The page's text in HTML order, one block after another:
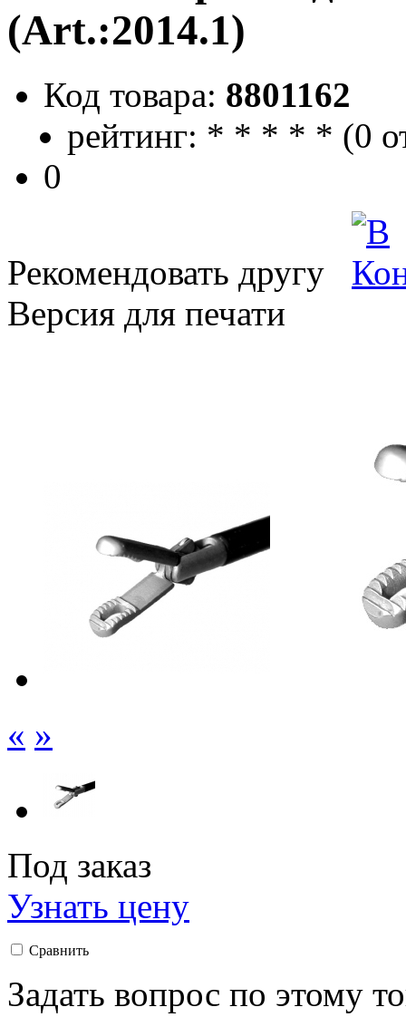
(Art.:2014.1)
Код товара: 8801162
рейтинг: * * * * * (0
0
Рекомендовать другу
Версия для печати
« »
Под заказ
Узнать цену
Сравнить
Задать вопрос по этому